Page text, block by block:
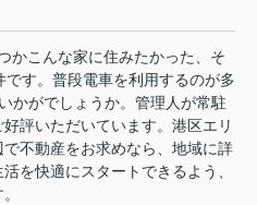
かこんな家に住みたかった、そ
す。普段電車を利用するのが多
かがでしょうか。管理人が常駐
評いただいています。港区エリ
不動産をお求めなら、地域に詳
を快適にスタートできるよう、